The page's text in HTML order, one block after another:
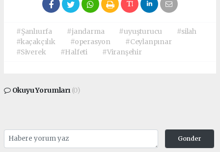
#Şanlıurfa #jandarma #uyuşturucu
#silah
#kaçakçılık
#operasyon
#Ceylanpınar
#Siverek
#Halfeti #Viranşehir
Okuyu Yorumları (0)
Gonder